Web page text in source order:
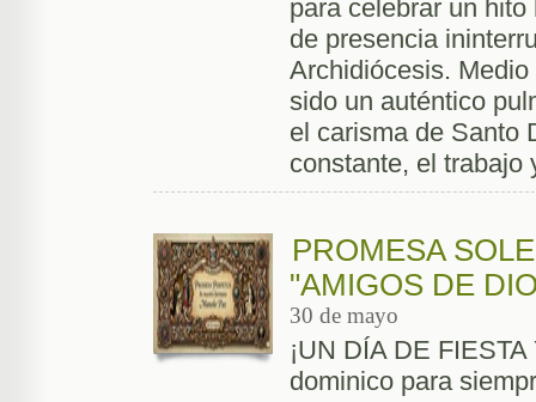
para celebrar un
de presencia
Archidiócesis.
sido un auténtico
el carisma de Santo
constante, el trabajo
PROMESA
"AMIGOS DE
30 de mayo
¡UN DÍA DE
dominico para